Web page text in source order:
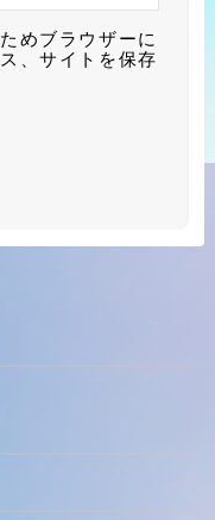
めブラウザーに
、サイトを保存